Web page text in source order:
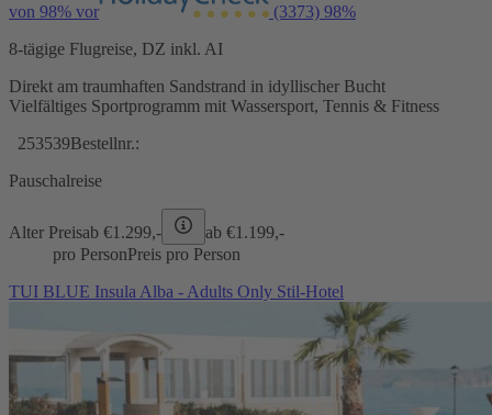
von 98% vor (3373) 98%
8-tägige Flugreise, DZ inkl. AI
Direkt am traumhaften Sandstrand in idyllischer Bucht
Vielfältiges Sportprogramm mit Wassersport, Tennis & Fitness
253539Bestellnr.:
Pauschalreise
Alter Preisab €1.299,- ab €1.199,-
pro PersonPreis pro Person
TUI BLUE Insula Alba - Adults Only Stil-Hotel